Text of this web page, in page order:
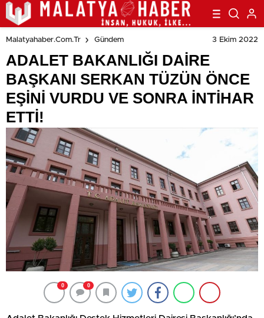
Malatyahaber.com.tr Gündem 3 Ekim 2022
ADALET BAKANLIĞI DAİRE
BAŞKANI SERKAN TÜZÜN ÖNCE
EŞİNİ VURDU VE SONRA İNTİHAR
ETTİ!
0 0